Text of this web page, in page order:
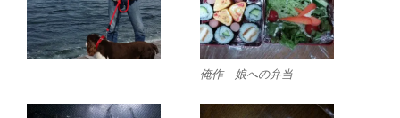
俺作 娘への弁当